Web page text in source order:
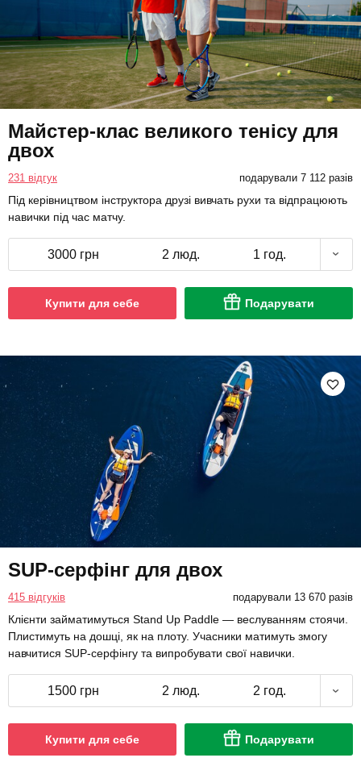
Майстер-клас великого тенісу для
двох
231 відгук подарували 7 112 разів
Під керівництвом інструктора друзі вивчать рухи та відпрацюють
навички під час матчу.
3000 грн 2 люд. 1 год.
Купити для себе Подарувати
SUP-серфінг для двох
415 відгуків подарували 13 670 разів
Клієнти займатимуться Stand Up Paddle — веслуванням стоячи.
Плистимуть на дошці, як на плоту. Учасники матимуть змогу
навчитися SUP-серфінгу та випробувати свої навички.
1500 грн 2 люд. 2 год.
Купити для себе Подарувати